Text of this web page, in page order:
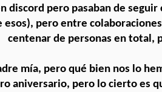
discord pero pasaban de
esos), pero entre
centenar de personas en total,
mía, pero qué bien nos lo
aniversario, pero lo cierto es